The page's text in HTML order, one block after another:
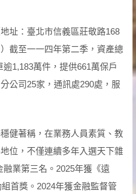
址：臺北市信義區莊敬路168
截至一一四年第二季，資產總
1,183萬件，提供661萬保戶
公司25家，通訊處290處，服
健著稱，在業務人員素質、教
位，不僅連續多年入選天下雜
業第三名。2025年獲《遠
首獎。2024年獲金融監督管